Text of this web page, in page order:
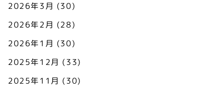
2026年3月 (30)
2026年2月 (28)
2026年1月 (30)
2025年12月 (33)
2025年11月 (30)